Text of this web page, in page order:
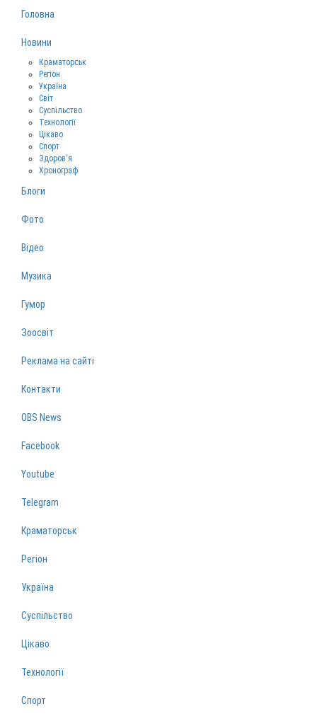
Головна
Новини
Краматорськ
Регіон
Україна
Світ
Суспільство
Технології
Цікаво
Спорт
Здоров‘я
Хронограф
Блоги
Фото
Відео
Музика
Гумор
Зоосвіт
Реклама на сайті
Контакти
OBS News
Facebook
Youtube
Telegram
Краматорськ
Регіон
Україна
Суспільство
Цікаво
Технології
Спорт